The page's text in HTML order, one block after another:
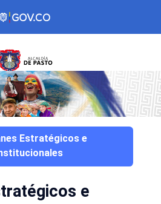
Estratégicos e
e